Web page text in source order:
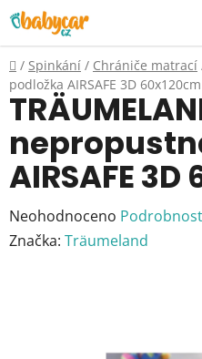
Přejít
na
obsah
Domů
/ Spinkání / Chrániče matrací
podložka AIRSAFE 3D 60x120cm
AIRSAFE
Průměrné
hodnocení
Neohodnoceno
Značka: Träumeland